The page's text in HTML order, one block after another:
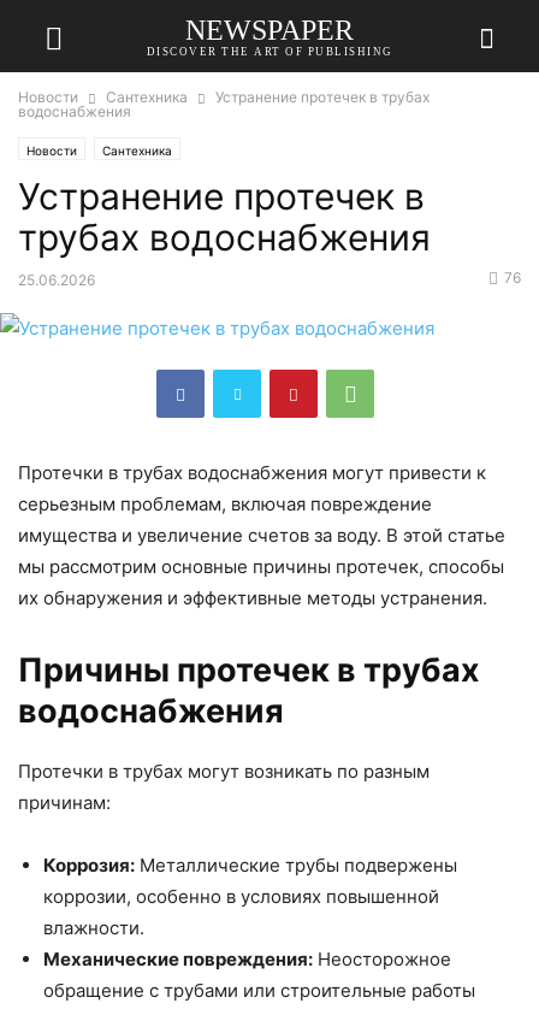
NEWSPAPER
DISCOVER THE ART OF PUBLISHING
Новости Сантехника
Устранение протечек в трубах
водоснабжения
Новости Сантехника
Устранение протечек в
трубах водоснабжения
25.06.2026 76
Протечки в трубах водоснабжения могут привести к
серьезным проблемам, включая повреждение
имущества и увеличение счетов за воду. В этой статье
мы рассмотрим основные причины протечек, способы
их обнаружения и эффективные методы устранения.
Причины протечек в трубах
водоснабжения
Протечки в трубах могут возникать по разным
причинам:
Коррозия: Металлические трубы подвержены
коррозии, особенно в условиях повышенной
влажности.
Механические повреждения: Неосторожное
обращение с трубами или строительные работы